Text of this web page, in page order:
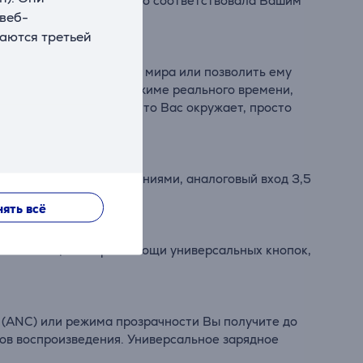
третьей
всё
ли Вам от мира или позволить ему
шум в режиме реального времени,
быть в курсе того, что Вас окружает, просто
музыкой.
и меньшими прерываниями, аналоговый вход 3,5
потерь.
помощника при помощи универсальных кнопок,
или режима прозрачности Вы получите до
воспроизведения. Универсальное зарядное